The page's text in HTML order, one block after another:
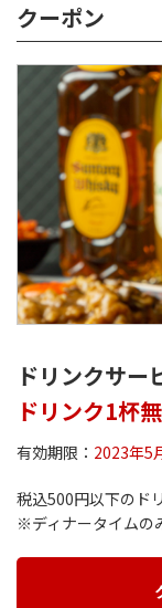
クーポン
ドリンクサー
ドリンク1杯
有効期限： 2023年5
税込500円以下のド
※ディナータイムの